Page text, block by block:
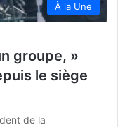
À la Une
groupe, »
le siège
de la